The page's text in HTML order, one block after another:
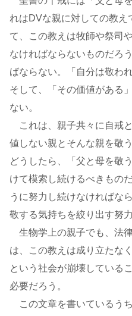
れはDVな親に対しての教え
て、この教えは牧師や祭司
なければならないものだろ
ばならない。「自分は敬わ
そして、「その価値がある
ない。
これは、親子共々に自戒
値しない親とそんな親を敬
どうしたら、「父と母を敬
けて模索し続けるべきもの
うに努力し続けなければな
敬する気持ちを絞り出す努
生物学上の親子でも、法
は、この教えは成り立たな
という社会が崩壊している
必要だろう。
この文章を書いているう